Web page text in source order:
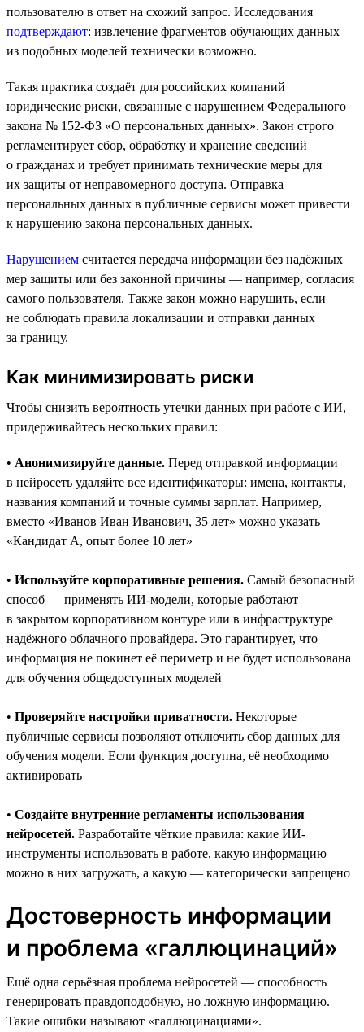
пользователю в ответ на схожий запрос. Исследования
подтверждают: извлечение фрагментов обучающих данных
из подобных моделей технически возможно.
Такая практика создаёт для российских компаний
юридические риски, связанные с нарушением Федерального
закона № 152-ФЗ «О персональных данных». Закон строго
регламентирует сбор, обработку и хранение сведений
о гражданах и требует принимать технические меры для
их защиты от неправомерного доступа. Отправка
персональных данных в публичные сервисы может привести
к нарушению закона персональных данных.
Нарушением считается передача информации без надёжных
мер защиты или без законной причины — например, согласия
самого пользователя. Также закон можно нарушить, если
не соблюдать правила локализации и отправки данных
за границу.
Как минимизировать риски
Чтобы снизить вероятность утечки данных при работе с ИИ,
придерживайтесь нескольких правил:
• Анонимизируйте данные. Перед отправкой информации
в нейросеть удаляйте все идентификаторы: имена, контакты,
названия компаний и точные суммы зарплат. Например,
вместо «Иванов Иван Иванович, 35 лет» можно указать
«Кандидат А, опыт более 10 лет»
• Используйте корпоративные решения. Самый безопасный
способ — применять ИИ-модели, которые работают
в закрытом корпоративном контуре или в инфраструктуре
надёжного облачного провайдера. Это гарантирует, что
информация не покинет её периметр и не будет использована
для обучения общедоступных моделей
• Проверяйте настройки приватности. Некоторые
публичные сервисы позволяют отключить сбор данных для
обучения модели. Если функция доступна, её необходимо
активировать
• Создайте внутренние регламенты использования
нейросетей. Разработайте чёткие правила: какие ИИ-
инструменты использовать в работе, какую информацию
можно в них загружать, а какую — категорически запрещено
Достоверность информации
и проблема «галлюцинаций»
Ещё одна серьёзная проблема нейросетей — способность
генерировать правдоподобную, но ложную информацию.
Такие ошибки называют «галлюцинациями».